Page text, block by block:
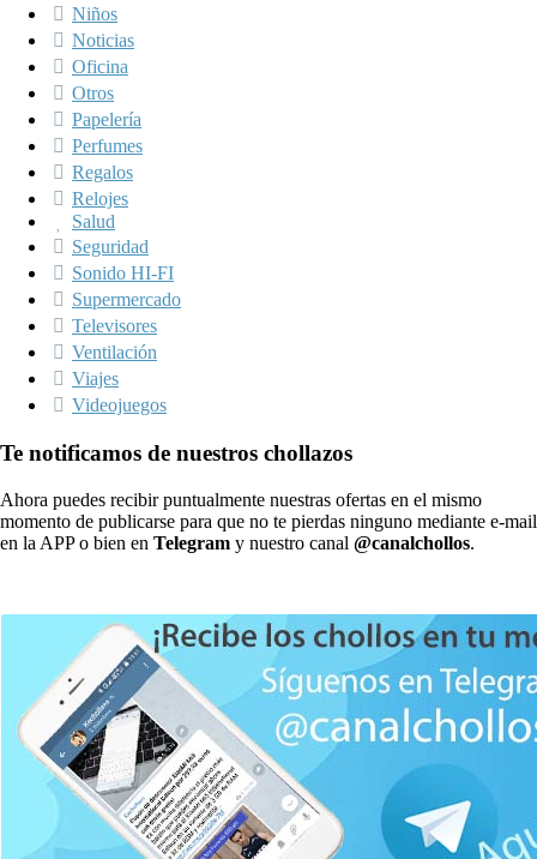
Niños
Noticias
Oficina
Otros
Papelería
Perfumes
Regalos
Relojes
Salud
Seguridad
Sonido HI-FI
Supermercado
Televisores
Ventilación
Viajes
Videojuegos
Te notificamos de nuestros chollazos
Ahora puedes recibir puntualmente nuestras ofertas en el mismo
momento de publicarse para que no te pierdas ninguno mediante e-mail
en la APP o bien en Telegram y nuestro canal @canalchollos.